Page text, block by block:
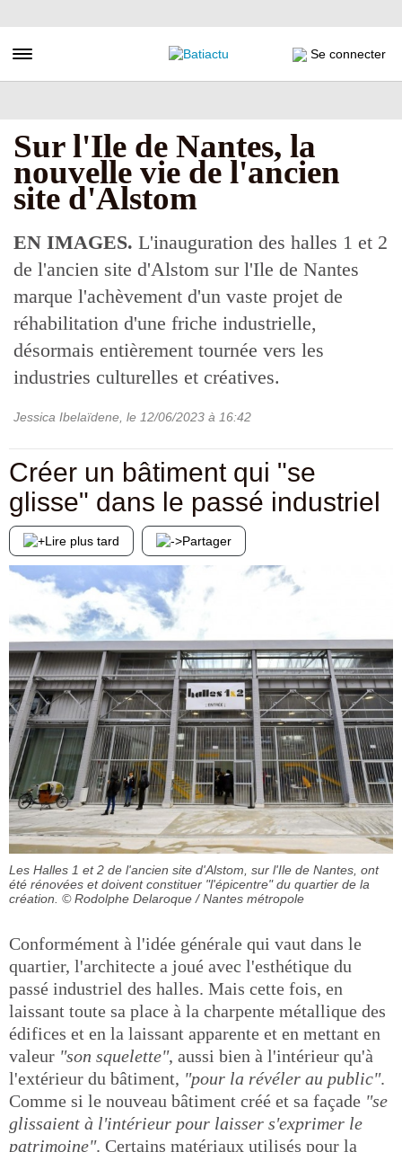
au
principal
Toggle navigation Se connecter
Sur l'Ile de Nantes, la
nouvelle vie de l'ancien
site d'Alstom
EN IMAGES. L'inauguration des halles 1 et 2
de l'ancien site d'Alstom sur l'Ile de Nantes
marque l'achèvement d'un vaste projet de
réhabilitation d'une friche industrielle,
désormais entièrement tournée vers les
industries culturelles et créatives.
Jessica Ibelaïdene , le 12/06/2023 à 16:42
Créer un bâtiment qui "se
glisse" dans le passé industriel
Lire plus tard Partager
Les Halles 1 et 2 de l'ancien site d'Alstom, sur l'Ile de Nantes, ont
été rénovées et doivent constituer "l'épicentre" du quartier de la
création. © Rodolphe Delaroque / Nantes métropole
Conformément à l'idée générale qui vaut dans le
quartier, l'architecte a joué avec l'esthétique du
passé industriel des halles. Mais cette fois, en
laissant toute sa place à la charpente métallique des
édifices et en la laissant apparente et en mettant en
valeur "son squelette", aussi bien à l'intérieur qu'à
l'extérieur du bâtiment, "pour la révéler au public".
Comme si le nouveau bâtiment créé et sa façade "se
glissaient à l'intérieur pour laisser s'exprimer le
patrimoine". Certains matériaux utilisés pour la